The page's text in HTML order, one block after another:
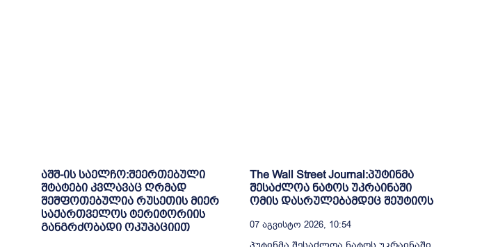
აშშ-ის საელჩო:შეერთებული
შტატები კვლავაც ღრმად
შეშფოთებულია რუსეთის მიერ
საქართველოს ტერიტორიის
განგრძობადი ოკუპაციით
The Wall Street Journal:პუტინმა
შესაძლოა ნატოს უკრაინაში
ომის დასრულებამდეც შეუტიოს
07 Აგვისტო 2026, 10:54